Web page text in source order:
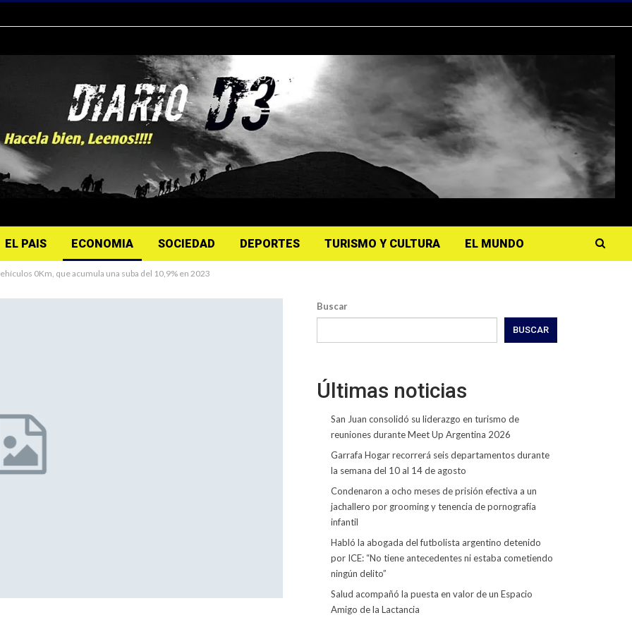
EL PAIS ECONOMIA SOCIEDAD DEPORTES TURISMO Y CULTURA EL MUNDO
0Km, que acumula una suba del 10,9% en 2023
Buscar
BUSCAR
Últimas noticias
San Juan consolidó su liderazgo en turismo de
reuniones durante Meet Up Argentina 2026
Garrafa Hogar recorrerá seis departamentos durante
la semana del 10 al 14 de agosto
Condenaron a ocho meses de prisión efectiva a un
jachallero por grooming y tenencia de pornografía
infantil
Habló la abogada del futbolista argentino detenido
por ICE: “No tiene antecedentes ni estaba cometiendo
ningún delito”
Salud acompañó la puesta en valor de un Espacio
Amigo de la Lactancia